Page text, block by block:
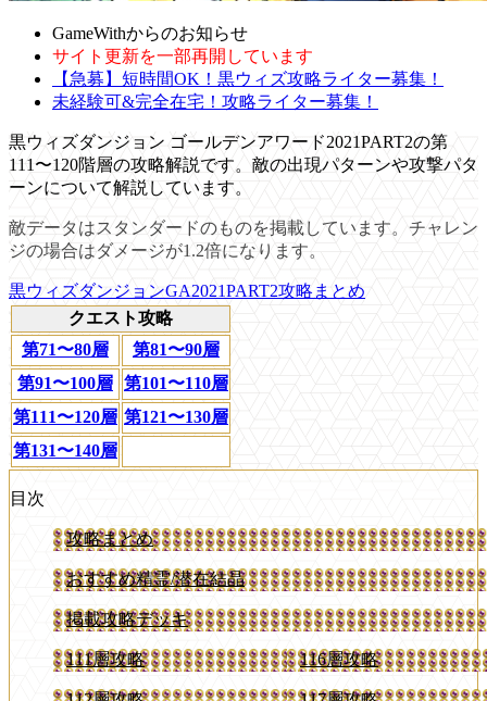
GameWithからのお知らせ
サイト更新を一部再開しています
【急募】短時間OK！黒ウィズ攻略ライター募集！
未経験可&完全在宅！攻略ライター募集！
黒ウィズダンジョン ゴールデンアワード2021PART2の第
111〜120階層の攻略解説です。敵の出現パターンや攻撃パタ
ーンについて解説しています。
敵データはスタンダードのものを掲載しています。チャレン
ジの場合はダメージが1.2倍になります。
黒ウィズダンジョンGA2021PART2攻略まとめ
クエスト攻略
第71〜80層
第81〜90層
第91〜100層 第101〜110層
第111〜120層 第121〜130層
第131〜140層
目次
攻略まとめ
おすすめ精霊/潜在結晶
掲載攻略デッキ
111層攻略 116層攻略